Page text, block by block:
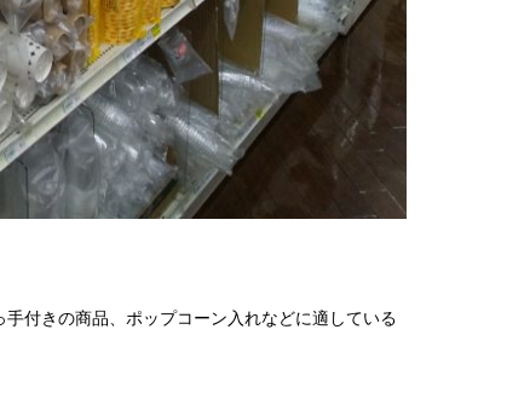
付きの商品、ポップコーン入れなどに適している